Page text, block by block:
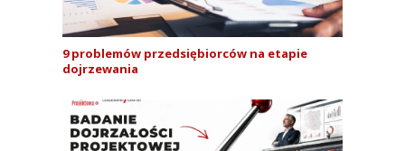
9 problemów przedsiębiorców na etapie
dojrzewania